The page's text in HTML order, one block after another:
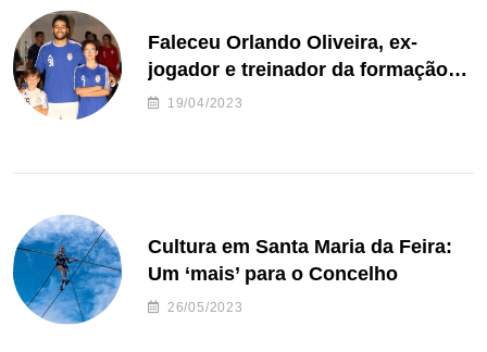
Faleceu Orlando Oliveira, ex-
jogador e treinador da formação
de andebol do Feirense
19/04/2023
Cultura em Santa Maria da Feira:
Um ‘mais’ para o Concelho
26/05/2023